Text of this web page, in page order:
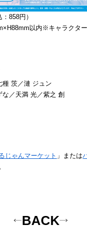
858円）
以内※キャラクタ
種 茨／漣 ジュン
／天満 光／紫之 創
じゃんマーケット 」または
BACK